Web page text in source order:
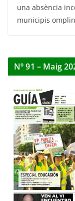
una absència
municipis
Nº 91 – Maig